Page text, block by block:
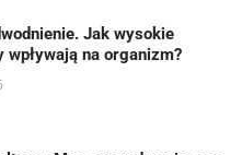
Jak wysokie
wpływają na organizm?